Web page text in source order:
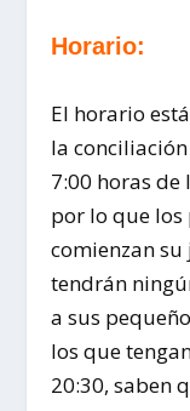
Horario:
El horario
la
7:00 horas de
por lo que los
comienzan su
tendrán
a sus
los que
20:30, saben